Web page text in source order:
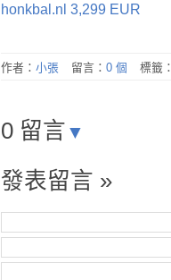
honkbal.nl 3,299 EUR
作者： 小張 留言： 0 個 標籤：
0 留言 ▼
發表留言 »